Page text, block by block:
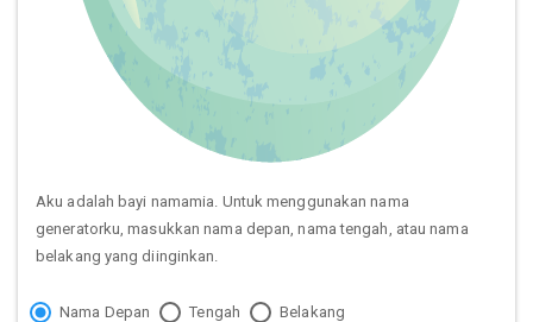
Aku adalah bayi namamia. Untuk menggunakan nama
generatorku, masukkan nama depan, nama tengah, atau nama
belakang yang diinginkan.
Nama Depan Tengah Belakang